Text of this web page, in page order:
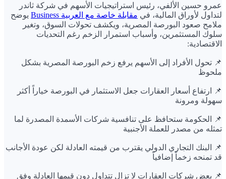
عمرو حسين الألفي، رئيس استراتيجيات الأسهم في شركة ثاندر
لتداول لأوراق المالية، في مقابلة خاصة مع العربية Business
يوضح
ملامح صعود البورصة المصرية، ويكشف تحولات السوق، وتغير
سلوك المستثمرين، وأسباب استمرار الزخم رغم التحديات
الاقتصادية:
📌 تحول الأفراد إلى الأسهم يرفع زخم البورصة المصرية بشكل
ملحوظ
📌 ارتفاع أسعار العقارات جعل الاستثمار في البورصة خياراً أكثر
سهولة ومرونة
📌 الحكومة ستحافظ على تنافسية شركات الأسمدة المصدرة لما
تمثله من مصدر للعملة الأجنبية
📌 البنك التجاري الدولي يقترب من قيمته العادلة لكن عودة الأجانب
قد تمنحه زخماً إضافياً
📌 بعض شركات العقارات لا تزال تتداول دون قيمها العادلة وفق